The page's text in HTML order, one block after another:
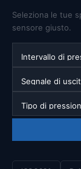
Seleziona le tue
sensore giusto.